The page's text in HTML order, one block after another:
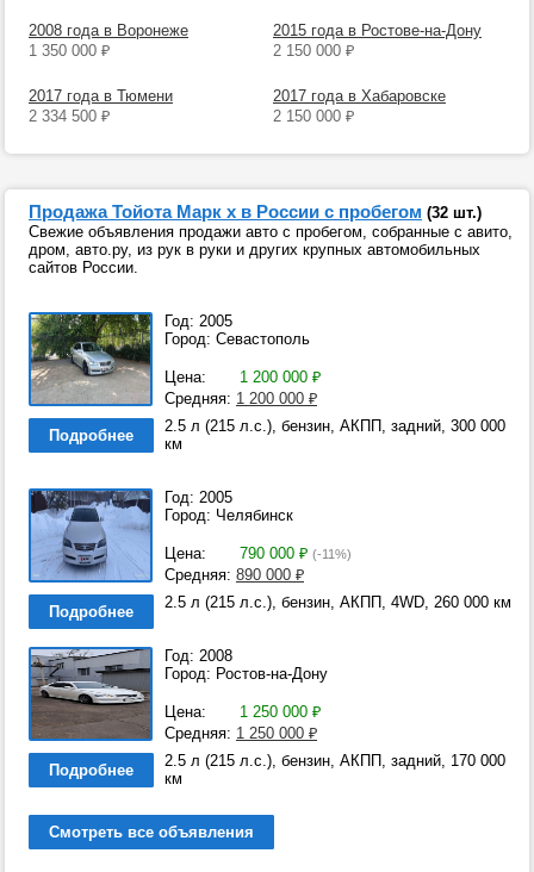
2008 года в Воронеже
1 350 000 ₽
2015 года в Ростове-на-Дону
2 150 000 ₽
2017 года в Тюмени
2 334 500 ₽
2017 года в Хабаровске
2 150 000 ₽
Продажа Тойота Марк х в России с пробегом (32 шт.)
Свежие объявления продажи авто с пробегом, собранные с авито,
дром, авто.ру, из рук в руки и других крупных автомобильных
сайтов России.
Год: 2005
Город: Севастополь
Цена: 1 200 000 ₽
Средняя: 1 200 000 ₽
Подробнее
2.5 л (215 л.с.), бензин, АКПП, задний, 300 000
км
Год: 2005
Город: Челябинск
Цена: 790 000 ₽ (-11%)
Средняя: 890 000 ₽
Подробнее
2.5 л (215 л.с.), бензин, АКПП, 4WD, 260 000 км
Год: 2008
Город: Ростов-на-Дону
Цена: 1 250 000 ₽
Средняя: 1 250 000 ₽
Подробнее
2.5 л (215 л.с.), бензин, АКПП, задний, 170 000
км
Смотреть все объявления